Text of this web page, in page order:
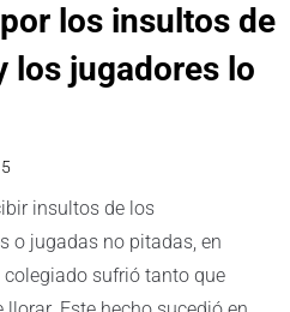
los insultos de
los jugadores lo
insultos de los
o jugadas no pitadas, en
colegiado sufrió tanto que